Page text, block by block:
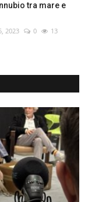
tra mare e
2023 0 13